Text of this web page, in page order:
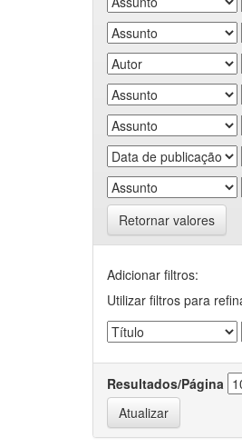
Retornar valores
Adicionar filtros:
Utilizar filtros para
Resultados/Página